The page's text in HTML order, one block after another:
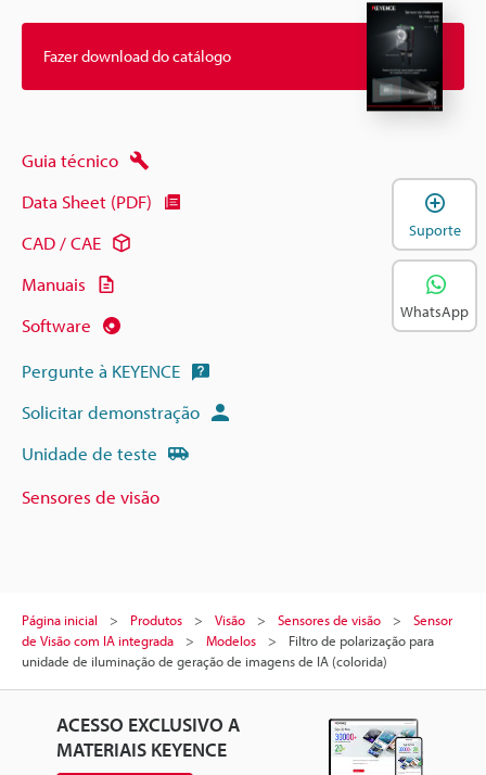
Fazer download do catálogo
Guia técnico
Data Sheet (PDF)
CAD / CAE
Manuais
Software
Pergunte à KEYENCE
Solicitar demonstração
Unidade de teste
Sensores de visão
Página inicial Produtos Visão Sensores de visão
Sensor
de Visão com IA integrada
Modelos
Filtro de polarização para
unidade de iluminação de geração de imagens de IA (colorida)
ACESSO EXCLUSIVO A
MATERIAIS KEYENCE
Suporte
WhatsApp